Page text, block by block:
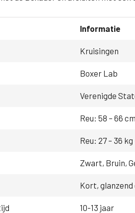
Informatie
Kruisingen
Boxer Lab
Verenigde
Reu: 58 – 66
Reu: 27 – 36
Zwart, Bruin,
Kort, glanzend
10-13 jaar